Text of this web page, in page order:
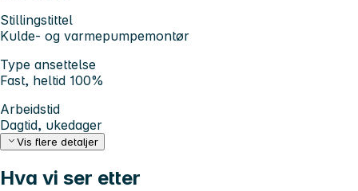
Stillingstittel
Kulde- og varmepumpemontør
Type ansettelse
Fast, heltid 100%
Arbeidstid
Dagtid, ukedager
Vis flere detaljer
Hva vi ser etter